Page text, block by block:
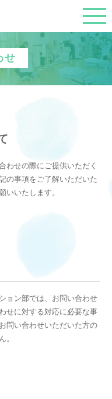
せ
せの際にご提供いただく
の事項をご了解いただいた
いいたします。
ョン部では、お問い合わせ
せに対する対応に必要な事
問い合わせいただいた方の
。